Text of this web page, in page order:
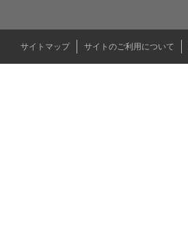
サイトマップ サイトのご利用について